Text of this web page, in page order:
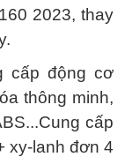
2023, thay
cấp động cơ
thông minh,
cấp
xy-lanh đơn 4